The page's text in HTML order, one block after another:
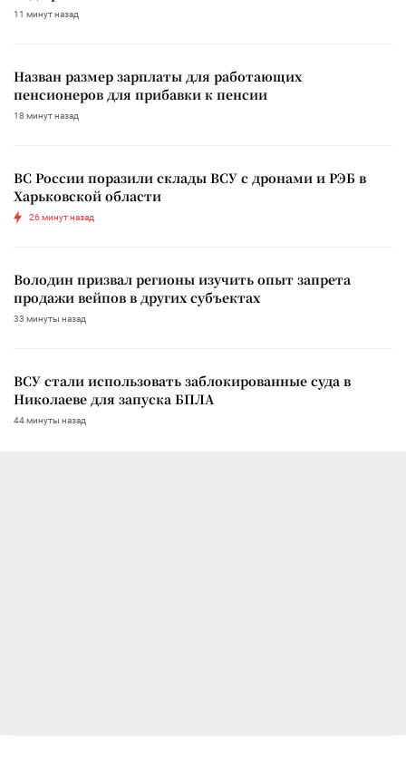
11 минут назад
Назван размер зарплаты для работающих
пенсионеров для прибавки к пенсии
18 минут назад
ВС России поразили склады ВСУ с дронами и РЭБ в
Харьковской области
26 минут назад
Володин призвал регионы изучить опыт запрета
продажи вейпов в других субъектах
33 минуты назад
ВСУ стали использовать заблокированные суда в
Николаеве для запуска БПЛА
44 минуты назад